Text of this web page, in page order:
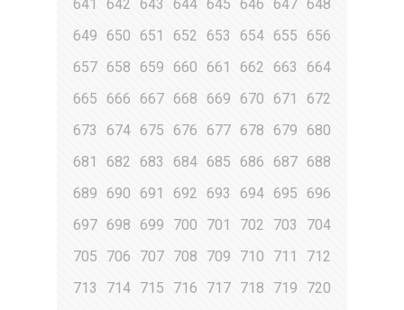
641
642 643 644 645 646 647 648
649
650 651 652 653 654 655 656
657 658 659 660 661 662 663
664
665
666 667 668 669 670 671
672
673
674 675 676 677 678 679
680
681
682 683 684 685 686 687 688
689
690 691 692 693 694 695
696
697 698 699 700 701 702 703
704
705
706 707 708 709 710 711
712
713
714 715 716 717 718 719
720